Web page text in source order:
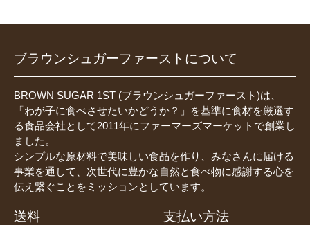
ブラウンシュガーファーストについて
BROWN SUGAR 1ST (ブラウンシュガーファースト)は、
「わが子に食べさせたいかどうか？」を基準に食材を厳選す
る食品会社として2011年にファーマーズマーケットで創業し
ました。
シンプルな原材料で美味しい食品を作り、みなさんに届ける
事業を通して、次世代に豊かな自然と食べ物に感謝する心を
伝え繋ぐことをミッションとしています。
送料 支払い方法